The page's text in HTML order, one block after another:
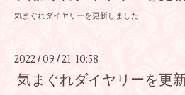
気まぐれダイヤリーを更新しました
2022 /09 / 21 10:58
気まぐれダイヤリーを更